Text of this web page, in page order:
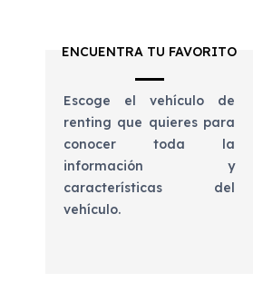
ENCUENTRA TU FAVORITO
Escoge el vehículo de
renting que quieres para
conocer toda la
información y
características del
vehículo.